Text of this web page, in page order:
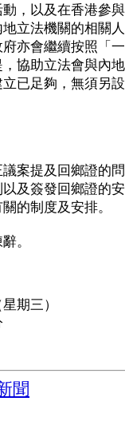
，以及在香港參
立法機關的相關
亦會繼續按照「
協助立法會與內
已足夠，無須另
提及回鄉證的問
及簽發回鄉證的
的制度及安排。
。
期三）
聞